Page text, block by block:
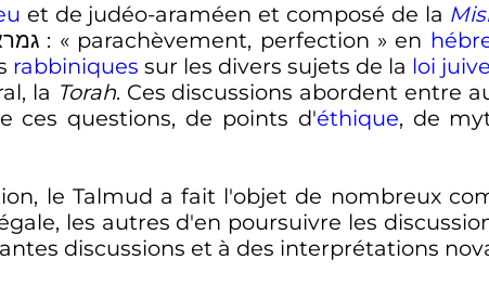
et de judéo-araméen et composé de la
: « parachèvement, perfection » en
rabbiniques sur les divers sujets de la loi juive
la Torah. Ces discussions abordent entre
ces questions, de points d'éthique, de
le Talmud a fait l'objet de nombreux
les autres d'en poursuivre les
discussions et à des interprétations